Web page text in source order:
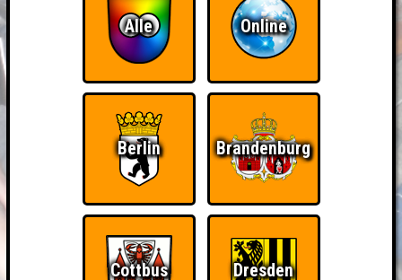
Alle Online
Berlin Brandenburg
Cottbus Dresden